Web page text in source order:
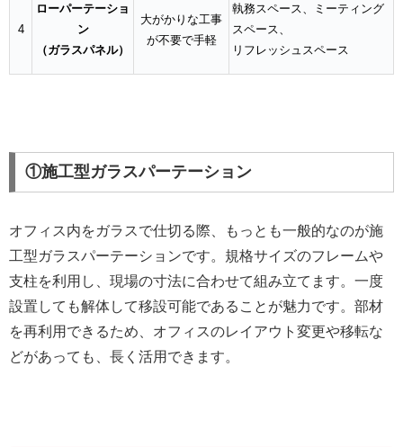
4
ローパーテーショ
ン
（ガラスパネル）
大がかりな工事
が不要で手軽
執務スペース、ミーティング
スペース、
リフレッシュスペース
①施工型ガラスパーテーション
オフィス内をガラスで仕切る際、もっとも一般的なのが施
工型ガラスパーテーションです。規格サイズのフレームや
支柱を利用し、現場の寸法に合わせて組み立てます。一度
設置しても解体して移設可能であることが魅力です。部材
を再利用できるため、オフィスのレイアウト変更や移転な
どがあっても、長く活用できます。